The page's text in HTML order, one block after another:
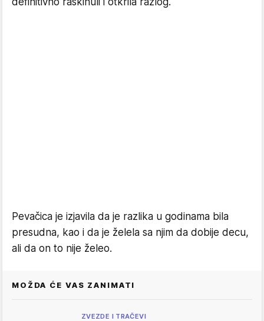
Pevačica je izjavila da je razlika u godinama bila
presudna, kao i da je želela sa njim da dobije decu,
ali da on to nije želeo.
MOŽDA ĆE VAS ZANIMATI
ZVEZDE I TRAČEVI